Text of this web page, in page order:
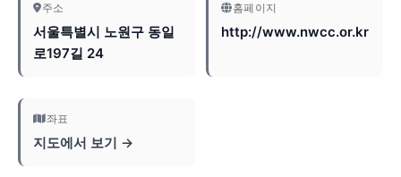
주소
서울특별시 노원구 동일
로197길 24
홈페이지
http://www.nwcc.or.kr
좌표
지도에서 보기 →